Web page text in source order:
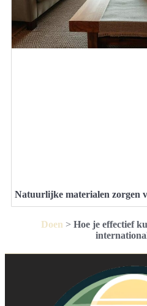
Natuurlijke materialen zorgen
Doen > Hoe je effectief